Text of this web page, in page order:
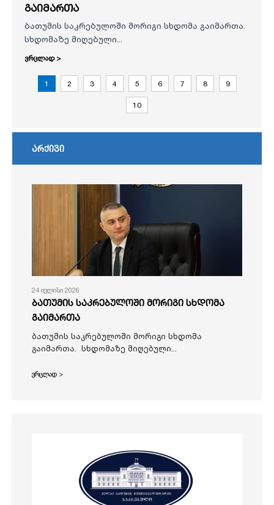
გაიმართა
ბათუმის საკრებულოში მორიგი სხდომა გაიმართა.
სხდომაზე მიღებული...
ვრცლად >
1 2 3 4 5 6 7 8 9
10
არქივი
24 ივლისი 2026
ბათუმის საკრებულოში მორიგი სხდომა
გაიმართა
ბათუმის საკრებულოში მორიგი სხდომა
გაიმართა. სხდომაზე მიღებული...
ვრცლად >